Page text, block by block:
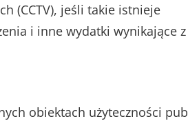
(CCTV), jeśli takie istnieje
i inne wydatki wynikające
obiektach użyteczności